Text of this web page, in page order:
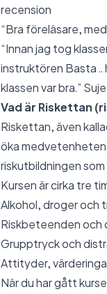
recension
“Bra föreläsare,
“Innan jag tog
instruktören Basta
klassen var bra.”
Vad är Riskettan
Riskettan, även
öka
riskutbildningen
Kursen är cirka tre
Alkohol, droger och
Riskbeteenden och
Grupptryck och
Attityder,
När du har gått